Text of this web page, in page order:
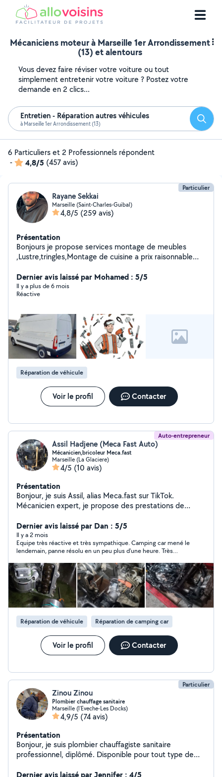
Mécaniciens moteur à Marseille 1er Arrondissement
(13) et alentours
Vous devez faire réviser votre voiture ou tout
simplement entretenir votre voiture ? Postez votre
demande en 2 clics...
Entretien - Réparation autres véhicules
à Marseille 1er Arrondissement (13)
6 Particuliers et 2 Professionnels répondent
-
4,8/5 (457 avis)
Particulier
Rayane Sekkai
Marseille (Saint-Charles-Guibal)
4,8/5 (259 avis)
Présentation
Bonjours je propose services montage de meubles
,Lustre,tringles,Montage de cuisine a prix raisonnable
Dernier avis laissé par Mohamed : 5/5
Il y a plus de 6 mois
Réactive
Réparation de véhicule
Voir le profil Contacter
Auto-entrepreneur
Assil Hadjene (Meca Fast Auto)
Mécanicien,bricoleur Meca.fast
Marseille (La Glaciere)
4/5 (10 avis)
Présentation
Bonjour, je suis Assil, alias Meca.fast sur TikTok.
Mécanicien expert, je propose des prestations de
spécialisé en boîte auto DSG) de qualité et à tarifs
compétitifs. Pour toute demande zéro six, soixante-huit,
zéro sept, quarante-neuf, trente-quatre er retrouvez-
moi sur TikTok.
Dernier avis laissé par Dan : 5/5
Il y a 2 mois
Equipe très réactive et très sympathique. Camping car mené le
lendemain, panne résolu en un peu plus d'une heure. Très
Réparation de véhicule Réparation de camping car
Voir le profil Contacter
Particulier
Zinou Zinou
Plombier chauffage sanitaire
Marseille (l'Eveche-Les Docks)
4,9/5 (74 avis)
Présentation
Bonjour, je suis plombier chauffagiste sanitaire
professionnel, diplômé. Disponible pour tout type de
Dernier avis laissé par Jennifer : 4/5